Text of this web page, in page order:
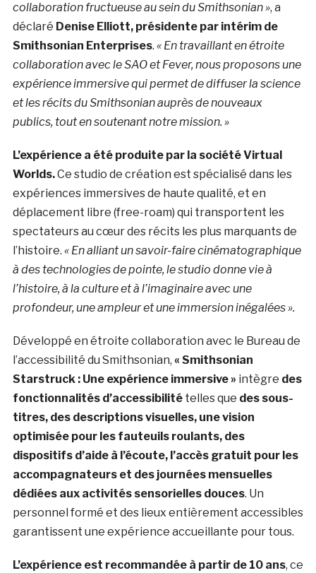
collaboration fructueuse au sein du Smithsonian », a
déclaré Denise Elliott, présidente par intérim de
Smithsonian Enterprises. « En travaillant en étroite
collaboration avec le SAO et Fever, nous proposons une
expérience immersive qui permet de diffuser la science
et les récits du Smithsonian auprès de nouveaux
publics, tout en soutenant notre mission. »
L’expérience a été produite par la sociétéVirtual
Worlds.Ce studio de création est spécialisé dans les
expériences immersives de haute qualité, et en
déplacement libre (free-roam) qui transportent les
spectateurs au cœur des récits les plus marquants de
l’histoire. « En alliant un savoir-faire cinématographique
à des technologies de pointe, le studio donne vie à
l’histoire, à la culture et à l’imaginaire avec une
profondeur, une ampleur et une immersion inégalées ».
Développé en étroite collaboration avec le Bureau de
l’accessibilité du Smithsonian, « Smithsonian
Starstruck : Une expérience immersive » intègre des
fonctionnalités d’accessibilitételles que des sous-
titres, des descriptions visuelles, une vision
optimisée pour les fauteuils roulants, des
dispositifs d’aide à l’écoute, l’accès gratuit pour les
accompagnateurs et des journées mensuelles
dédiées aux activités sensorielles douces. Un
personnel formé et des lieux entièrement accessibles
garantissent une expérience accueillante pour tous.
L’expérience est recommandée à partir de 10 ans, ce